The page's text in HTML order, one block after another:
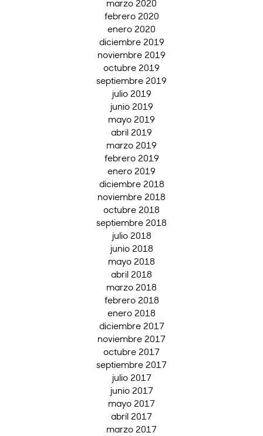
marzo 2020
febrero 2020
enero 2020
diciembre 2019
noviembre 2019
octubre 2019
septiembre 2019
julio 2019
junio 2019
mayo 2019
abril 2019
marzo 2019
febrero 2019
enero 2019
diciembre 2018
noviembre 2018
octubre 2018
septiembre 2018
julio 2018
junio 2018
mayo 2018
abril 2018
marzo 2018
febrero 2018
enero 2018
diciembre 2017
noviembre 2017
octubre 2017
septiembre 2017
julio 2017
junio 2017
mayo 2017
abril 2017
marzo 2017